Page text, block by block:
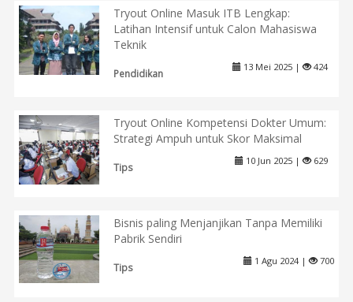
Tryout Online Masuk ITB Lengkap:
Latihan Intensif untuk Calon Mahasiswa
Teknik
Pendidikan
13 Mei 2025 | 424
Tryout Online Kompetensi Dokter Umum:
Strategi Ampuh untuk Skor Maksimal
Tips
10 Jun 2025 | 629
Bisnis paling Menjanjikan Tanpa Memiliki
Pabrik Sendiri
Tips
1 Agu 2024 | 700